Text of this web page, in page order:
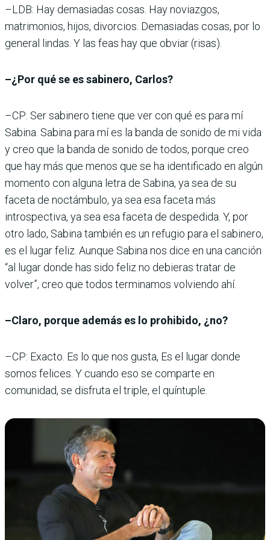
–LDB: Hay demasiadas cosas. Hay noviazgos,
matrimonios, hijos, divorcios. Demasiadas cosas, por lo
general lindas. Y las feas hay que obviar (risas).
–¿Por qué se es sabinero, Carlos?
–CP: Ser sabinero tiene que ver con qué es para mí
Sabina. Sabina para mí es la banda de sonido de mi vida
y creo que la banda de sonido de todos, porque creo
que hay más que menos que se ha identificado en algún
momento con alguna letra de Sabina, ya sea de su
faceta de noctámbulo, ya sea esa faceta más
introspectiva, ya sea esa faceta de despedida. Y, por
otro lado, Sabina también es un refugio para el sabinero,
es el lugar feliz. Aunque Sabina nos dice en una canción
“al lugar donde has sido feliz no debieras tratar de
volver”, creo que todos terminamos volviendo ahí.
–Claro, porque además es lo prohibido, ¿no?
–CP: Exacto. Es lo que nos gusta, Es el lugar donde
somos felices. Y cuando eso se comparte en
comunidad, se disfruta el triple, el quíntuple.